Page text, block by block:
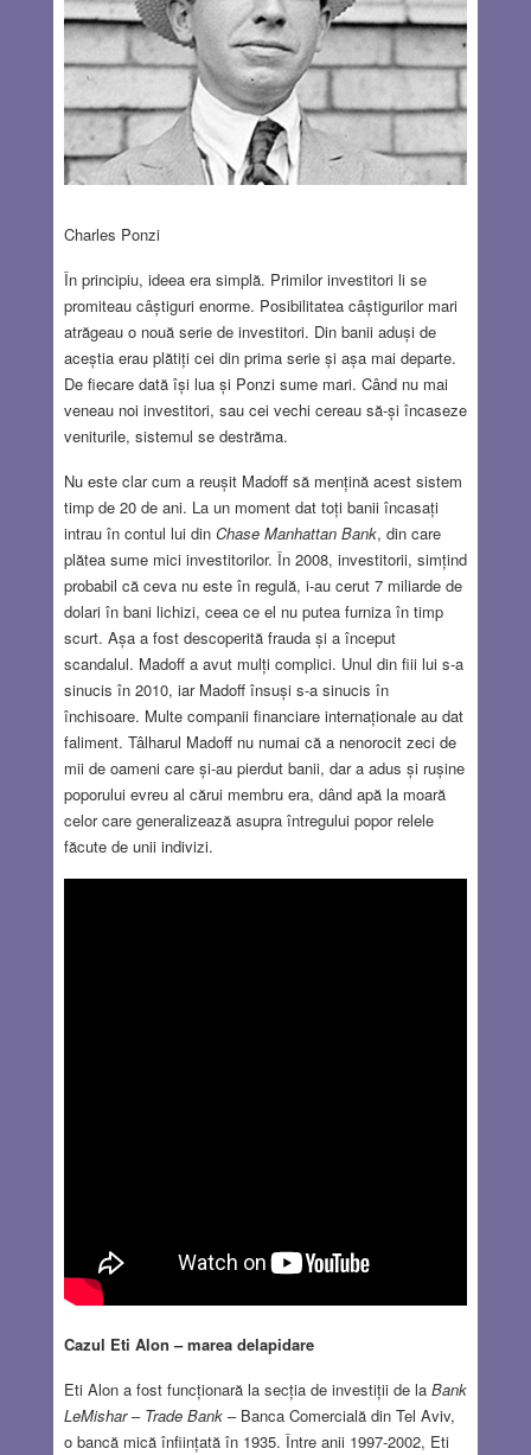
Charles Ponzi
În principiu, ideea era simplă. Primilor investitori li se
promiteau câștiguri enorme. Posibilitatea câștigurilor mari
atrăgeau o nouă serie de investitori. Din banii aduși de
aceștia erau plătiți cei din prima serie și așa mai departe.
De fiecare dată își lua și Ponzi sume mari. Când nu mai
veneau noi investitori, sau cei vechi cereau să-și încaseze
veniturile, sistemul se destrăma.
Nu este clar cum a reușit Madoff să mențină acest sistem
timp de 20 de ani. La un moment dat toți banii încasați
intrau în contul lui dinChase Manhattan Bank, din care
plătea sume mici investitorilor. În 2008, investitorii, simțind
probabil că ceva nu este în regulă, i-au cerut 7 miliarde de
dolari în bani lichizi, ceea ce el nu putea furniza în timp
scurt. Așa a fost descoperită frauda și a început
scandalul. Madoff a avut mulți complici. Unul din fiii lui s-a
sinucis în 2010, iar Madoff însuși s-a sinucis în
închisoare. Multe companii financiare internaționale au dat
faliment. Tâlharul Madoff nu numai că a nenorocit zeci de
mii de oameni care și-au pierdut banii, dar a adus și rușine
poporului evreu al cărui membru era, dând apă la moară
celor care generalizează asupra întregului popor relele
făcute de unii indivizi.
Cazul Eti Alon – marea delapidare
Eti Alon a fost funcționară la secția de investiții de la Bank
LeMishar– Trade Bank– Banca Comercială din Tel Aviv,
o bancă mică înființată în 1935. Între anii 1997-2002, Eti